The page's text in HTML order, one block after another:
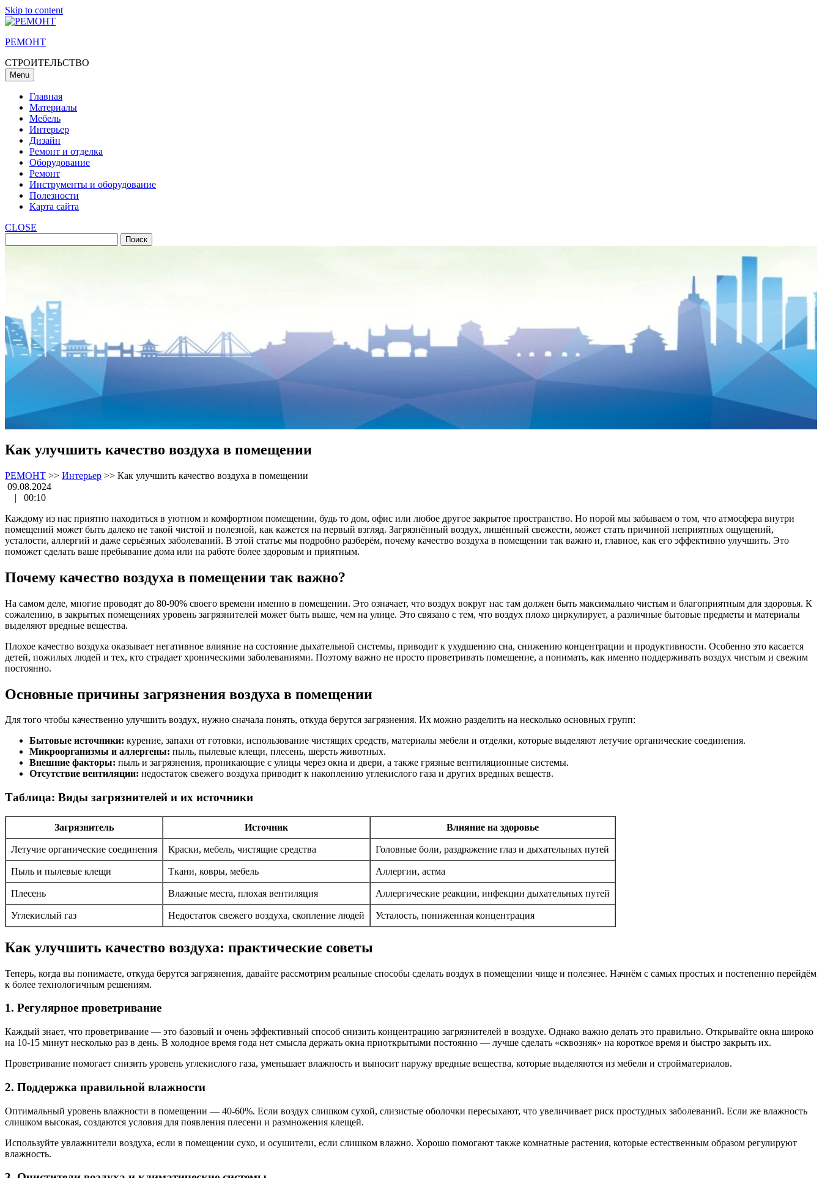
Skip to content
РЕМОНТ
СТРОИТЕЛЬСТВО
Menu
Главная
Материалы
Мебель
Интерьер
Дизайн
Ремонт и отделка
Оборудование
Ремонт
Инструменты и оборудование
Полезности
Карта сайта
CLOSE
Как улучшить качество воздуха в помещении
РЕМОНТ >> Интерьер >> Как улучшить качество воздуха в помещении
09.08.2024
|
00:10
Каждому из нас приятно находиться в уютном и комфортном помещении, будь то дом, офис или любое другое закрытое пространство. Но порой мы забываем о том, что атмосфера внутри
помещений может быть далеко не такой чистой и полезной, как кажется на первый взгляд. Загрязнённый воздух, лишённый свежести, может стать причиной неприятных ощущений,
усталости, аллергий и даже серьёзных заболеваний. В этой статье мы подробно разберём, почему качество воздуха в помещении так важно и, главное, как его эффективно улучшить. Это
поможет сделать ваше пребывание дома или на работе более здоровым и приятным.
Почему качество воздуха в помещении так важно?
На самом деле, многие проводят до 80-90% своего времени именно в помещении. Это означает, что воздух вокруг нас там должен быть максимально чистым и благоприятным для здоровья. К
сожалению, в закрытых помещениях уровень загрязнителей может быть выше, чем на улице. Это связано с тем, что воздух плохо циркулирует, а различные бытовые предметы и материалы
выделяют вредные вещества.
Плохое качество воздуха оказывает негативное влияние на состояние дыхательной системы, приводит к ухудшению сна, снижению концентрации и продуктивности. Особенно это касается
детей, пожилых людей и тех, кто страдает хроническими заболеваниями. Поэтому важно не просто проветривать помещение, а понимать, как именно поддерживать воздух чистым и свежим
постоянно.
Основные причины загрязнения воздуха в помещении
Для того чтобы качественно улучшить воздух, нужно сначала понять, откуда берутся загрязнения. Их можно разделить на несколько основных групп:
Бытовые источники: курение, запахи от готовки, использование чистящих средств, материалы мебели и отделки, которые выделяют летучие органические соединения.
Микроорганизмы и аллергены: пыль, пылевые клещи, плесень, шерсть животных.
Внешние факторы: пыль и загрязнения, проникающие с улицы через окна и двери, а также грязные вентиляционные системы.
Отсутствие вентиляции: недостаток свежего воздуха приводит к накоплению углекислого газа и других вредных веществ.
Таблица: Виды загрязнителей и их источники
Загрязнитель Источник Влияние на здоровье
Летучие органические соединения Краски, мебель, чистящие средства Головные боли, раздражение глаз и дыхательных путей
Пыль и пылевые клещи Ткани, ковры, мебель Аллергии, астма
Плесень Влажные места, плохая вентиляция Аллергические реакции, инфекции дыхательных путей
Углекислый газ Недостаток свежего воздуха, скопление людей Усталость, пониженная концентрация
Как улучшить качество воздуха: практические советы
Теперь, когда вы понимаете, откуда берутся загрязнения, давайте рассмотрим реальные способы сделать воздух в помещении чище и полезнее. Начнём с самых простых и постепенно перейдём
к более технологичным решениям.
1. Регулярное проветривание
Каждый знает, что проветривание — это базовый и очень эффективный способ снизить концентрацию загрязнителей в воздухе. Однако важно делать это правильно. Открывайте окна широко
на 10-15 минут несколько раз в день. В холодное время года нет смысла держать окна приоткрытыми постоянно — лучше сделать «сквозняк» на короткое время и быстро закрыть их.
Проветривание помогает снизить уровень углекислого газа, уменьшает влажность и выносит наружу вредные вещества, которые выделяются из мебели и стройматериалов.
2. Поддержка правильной влажности
Оптимальный уровень влажности в помещении — 40-60%. Если воздух слишком сухой, слизистые оболочки пересыхают, что увеличивает риск простудных заболеваний. Если же влажность
слишком высокая, создаются условия для появления плесени и размножения клещей.
Используйте увлажнители воздуха, если в помещении сухо, и осушители, если слишком влажно. Хорошо помогают также комнатные растения, которые естественным образом регулируют
влажность.